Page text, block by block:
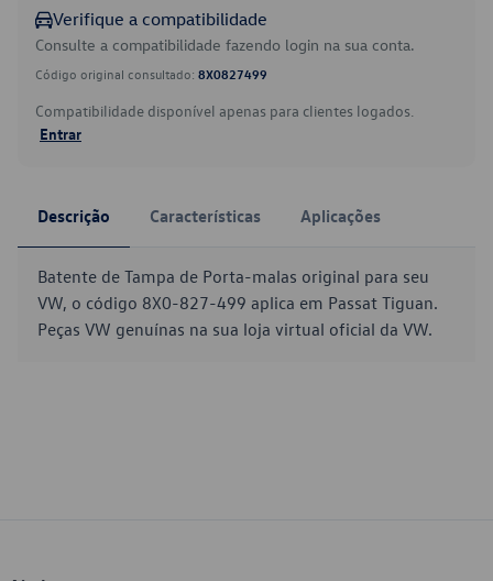
Verifique a compatibilidade
Consulte a compatibilidade fazendo login na sua conta.
Código original consultado: 8X0827499
Compatibilidade disponível apenas para clientes logados.
Entrar
Descrição Características Aplicações
Batente de Tampa de Porta-malas original para seu
VW, o código 8X0-827-499 aplica em Passat Tiguan.
Peças VW genuínas na sua loja virtual oficial da VW.